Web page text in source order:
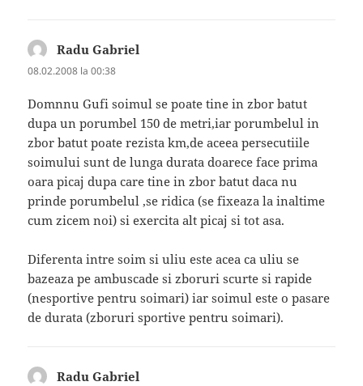
Radu Gabriel
08.02.2008 la 00:38
Domnnu Gufi soimul se poate tine in zbor batut
dupa un porumbel 150 de metri,iar porumbelul in
zbor batut poate rezista km,de aceea persecutiile
soimului sunt de lunga durata doarece face prima
oara picaj dupa care tine in zbor batut daca nu
prinde porumbelul ,se ridica (se fixeaza la inaltime
cum zicem noi) si exercita alt picaj si tot asa.
Diferenta intre soim si uliu este acea ca uliu se
bazeaza pe ambuscade si zboruri scurte si rapide
(nesportive pentru soimari) iar soimul este o pasare
de durata (zboruri sportive pentru soimari).
Radu Gabriel